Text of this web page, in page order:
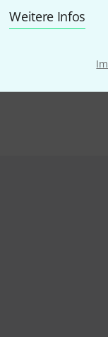
Weitere Infos
*
anmelden“ stimmen
zu. Die Abmeldung